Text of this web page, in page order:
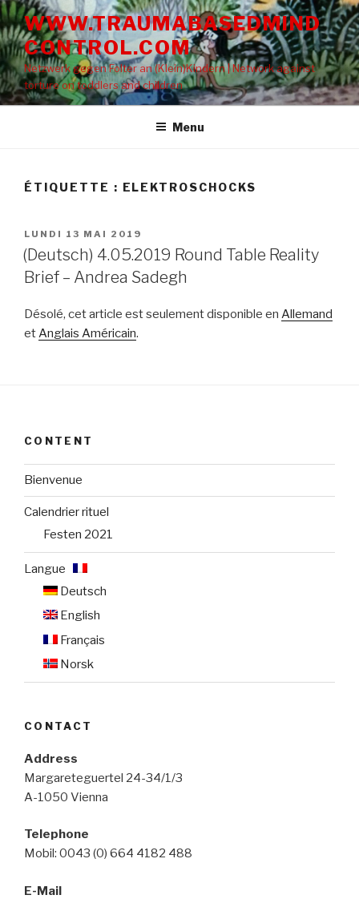
Aller
au
contenu
principal
WWW.TRAUMABASEDMIND
CONTROL.COM
Netzwerk gegen Folter an (Klein)Kindern | Network against
torture on toddlers and children
Menu
ÉTIQUETTE : ELEKTROSCHOCKS
PUBLIÉ
LE
LUNDI 13 MAI 2019
(Deutsch) 4.05.2019 Round Table Reality
Brief – Andrea Sadegh
Désolé, cet article est seulement disponible en Allemand
etAnglais Américain.
CONTENT
Bienvenue
Calendrier rituel
Festen 2021
Langue :
Deutsch
English
Français
Norsk
CONTACT
Address
Margareteguertel 24-34/1/3
A-1050 Vienna
Telephone
Mobil: 0043 (0) 664 4182 488
E-Mail